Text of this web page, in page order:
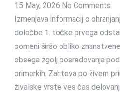
15 May, 2026 No Comments
Izmenjava informacij o
določbe 1. točke prvega
pomeni širšo obliko
obsega zgolj posredovanja
primerkih. Zahteva po živem
živalske vrste ves čas